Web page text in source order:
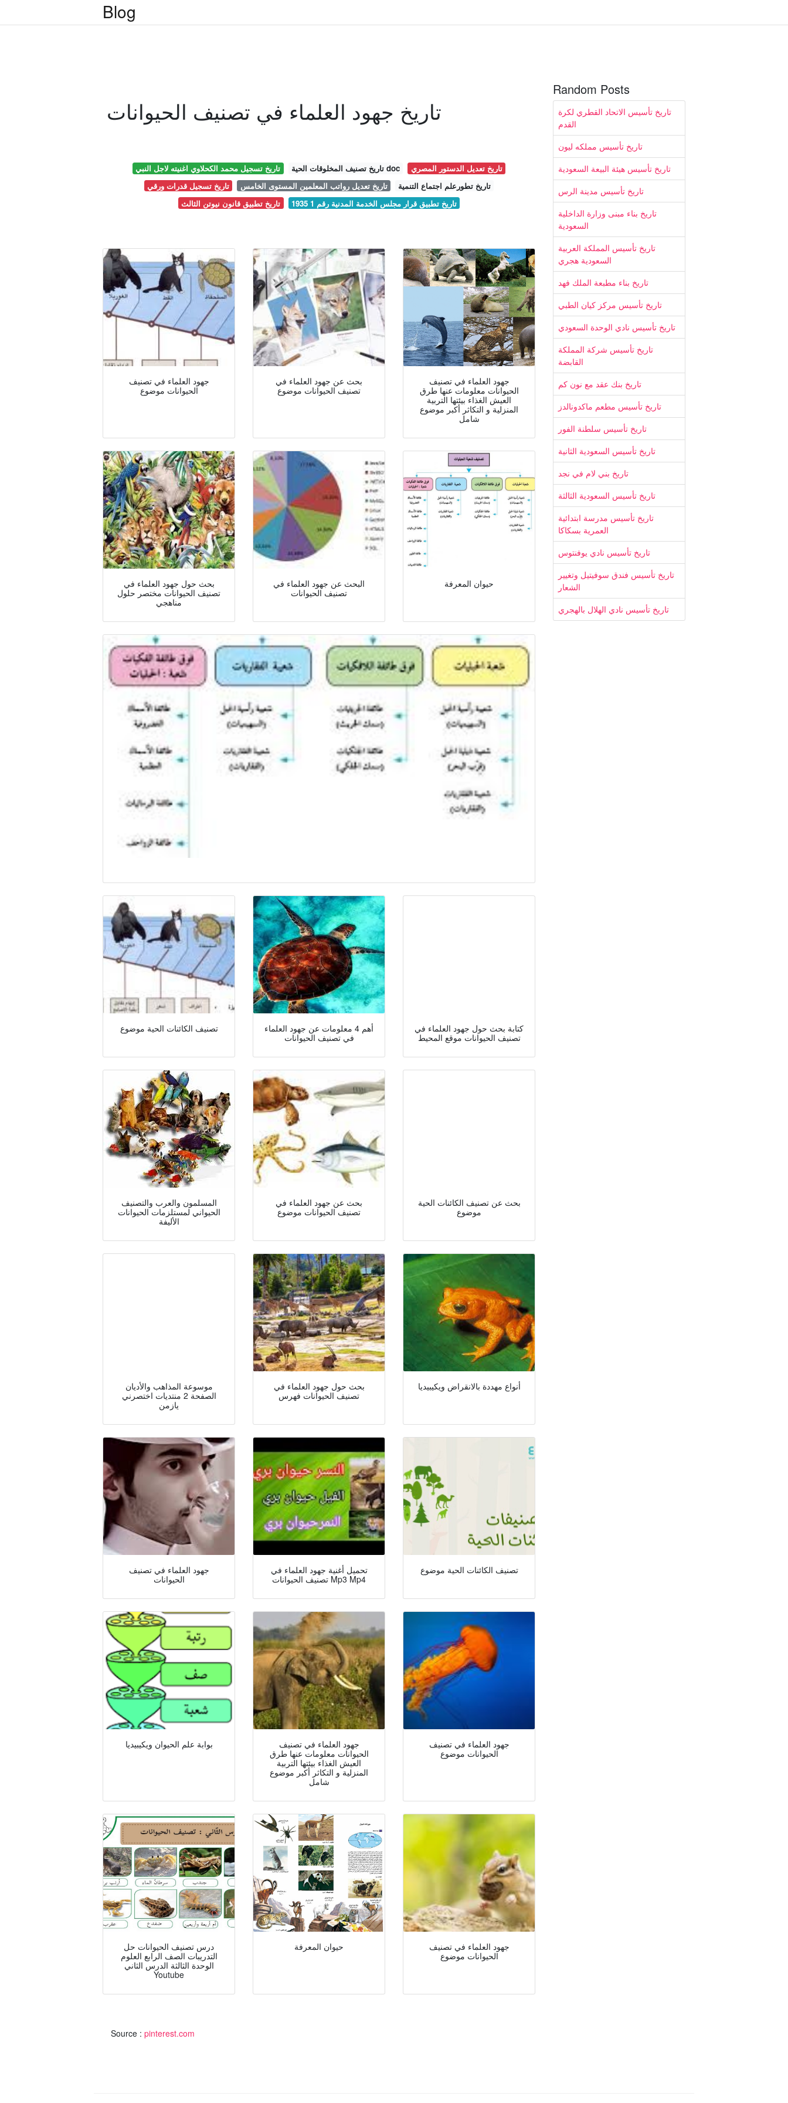
Blog
تاريخ جهود العلماء في تصنيف الحيوانات
تاريخ تسجيل محمد الكحلاوي اغنيته لاجل النبي تاريخ تصنيف المخلوقات الحية doc
تاريخ تعديل الدستور المصري
تاريخ تسجيل قدرات ورقي
تاريخ تعديل رواتب المعلمين المستوى الخامس
تاريخ تطورعلم اجتماع التنمية
تاريخ تطبيق قانون نيوتن الثالث
تاريخ تطبيق قرار مجلس الخدمة المدنية رقم 1 1935
جهود العلماء في تصنيف
الحيوانات موضوع
بحث عن جهود العلماء في
تصنيف الحيوانات موضوع
جهود العلماء في تصنيف
الحيوانات معلومات عنها طرق
العيش الغذاء بيئتها التربية
المنزلية و التكاثر أكبر موضوع
شامل
بحث حول جهود العلماء في
تصنيف الحيوانات مختصر حلول
مناهجي
البحث عن جهود العلماء في
تصنيف الحيوانات
حيوان المعرفة
تصنيف الكائنات الحية موضوع
أهم 4 معلومات عن جهود العلماء
في تصنيف الحيوانات
كتابة بحث حول جهود العلماء في
تصنيف الحيوانات موقع المحيط
المسلمون والعرب والتصنيف
الحيواني لمستلزمات الحيوانات
الأليفة
بحث عن جهود العلماء في
تصنيف الحيوانات موضوع
بحث عن تصنيف الكائنات الحية
موضوع
موسوعة المذاهب والأديان
الصفحة 2 منتديات اختصرني
يازمن
بحث حول جهود العلماء في
تصنيف الحيوانات فهرس
أنواع مهددة بالانقراض ويكيبيديا
جهود العلماء في تصنيف
الحيوانات
تحميل أغنية جهود العلماء في
تصنيف الحيوانات Mp3 Mp4
تصنيف الكائنات الحية موضوع
بوابة علم الحيوان ويكيبيديا
جهود العلماء في تصنيف
الحيوانات معلومات عنها طرق
العيش الغذاء بيئتها التربية
المنزلية و التكاثر أكبر موضوع
شامل
جهود العلماء في تصنيف
الحيوانات موضوع
درس تصنيف الحيوانات حل
التدريبات الصف الرابع العلوم
الوحدة الثالثة الدرس الثاني
Youtube
حيوان المعرفة
جهود العلماء في تصنيف
الحيوانات موضوع
Source : pinterest.com
Random Posts
تاريخ تأسيس الاتحاد القطري لكرة
القدم
تاريخ تأسيس مملكه ليون
تاريخ تأسيس هيئة البيعة السعودية
تاريخ تأسيس مدينة الرس
تاريخ بناء مبنى وزارة الداخلية
السعودية
تاريخ تأسيس المملكة العربية
السعودية هجري
تاريخ بناء مطبعة الملك فهد
تاريخ تأسيس مركز كيان الطبي
تاريخ تأسيس نادي الوحدة السعودي
تاريخ تأسيس شركة المملكة
القابضة
تاريخ بنك عقد مع نون كم
تاريخ تأسيس مطعم ماكدونالدز
تاريخ تأسيس سلطنة الفور
تاريخ تأسيس السعودية الثانية
تاريخ بني لام في نجد
تاريخ تأسيس السعودية الثالثة
تاريخ تأسيس مدرسة ابتدائية
العمرية بسكاكا
تاريخ تأسيس نادي يوفنتوس
تاريخ تأسيس فندق سوفيتيل وتغيير
الشعار
تاريخ تأسيس نادي الهلال بالهجري